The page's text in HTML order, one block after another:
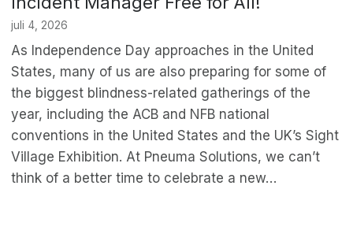
juli 4, 2026
As Independence Day approaches in the United
States, many of us are also preparing for some of
the biggest blindness-related gatherings of the
year, including the ACB and NFB national
conventions in the United States and the UK’s Sight
Village Exhibition. At Pneuma Solutions, we can’t
think of a better time to celebrate a new…